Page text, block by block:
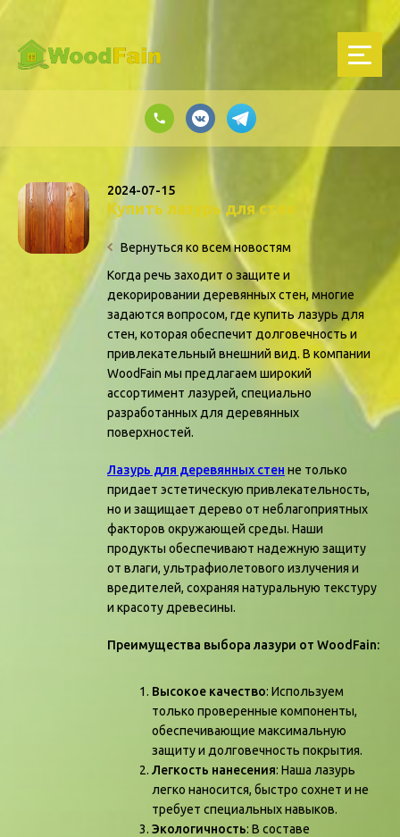
2024-07-15
Купить лазурь для стен
Вернуться ко всем новостям
Когда речь заходит о защите и
декорировании деревянных стен, многие
задаются вопросом, где купить лазурь для
стен, которая обеспечит долговечность и
привлекательный внешний вид. В компании
WoodFain мы предлагаем широкий
ассортимент лазурей, специально
разработанных для деревянных
поверхностей.
Лазурь для деревянных стен не только
придает эстетическую привлекательность,
но и защищает дерево от неблагоприятных
факторов окружающей среды. Наши
продукты обеспечивают надежную защиту
от влаги, ультрафиолетового излучения и
вредителей, сохраняя натуральную текстуру
и красоту древесины.
Преимущества выбора лазури от WoodFain:
Высокое качество: Используем
только проверенные компоненты,
обеспечивающие максимальную
защиту и долговечность покрытия.
Легкость нанесения: Наша лазурь
легко наносится, быстро сохнет и не
требует специальных навыков.
Экологичность: В составе